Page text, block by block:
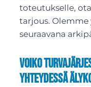
toteutukselle,
tarjous. Olemme
seuraavana
Voiko
yhteydessä